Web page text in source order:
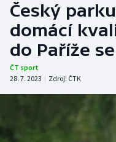
Hokej
Tenis
Atletika
DALŠÍ SPORTY
Český
domácí
do Paříže
ČT sport
28. 7. 2023 | Zdroj: ČTK